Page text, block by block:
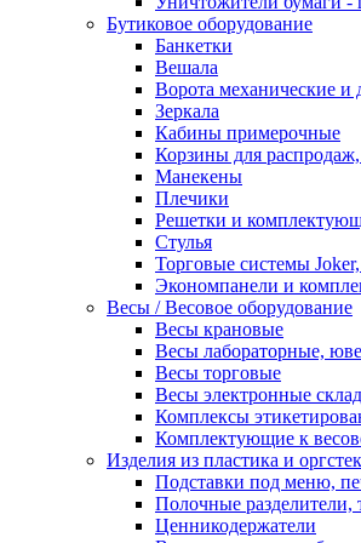
Бутиковое оборудование
Банкетки
Вешала
Ворота механические и
Зеркала
Кабины примерочные
Корзины для
Манекены
Плечики
Решетки и
Стулья
Торговые системы
Экономпанели и
Весы / Весовое оборудование
Весы крановые
Весы лабораторные,
Весы торговые
Весы электронные
Комплексы
Комплектующие к
Изделия из пластика и
Подставки под меню,
Полочные разделители,
Ценникодержатели